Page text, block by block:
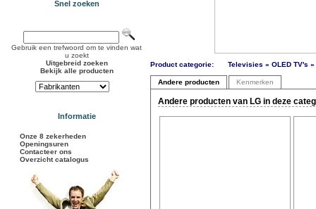
Snel zoeken
Gebruik een trefwoord om te vinden wat
u zoekt
Uitgebreid zoeken
Bekijk alle producten
Informatie
Onze 8 zekerheden
Openingsuren
Contacteer ons
Overzicht catalogus
Product categorie: Televisies » OLED TV's
Andere producten Kenmerken
Andere producten van LG in deze